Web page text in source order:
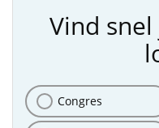
Vind
Congres